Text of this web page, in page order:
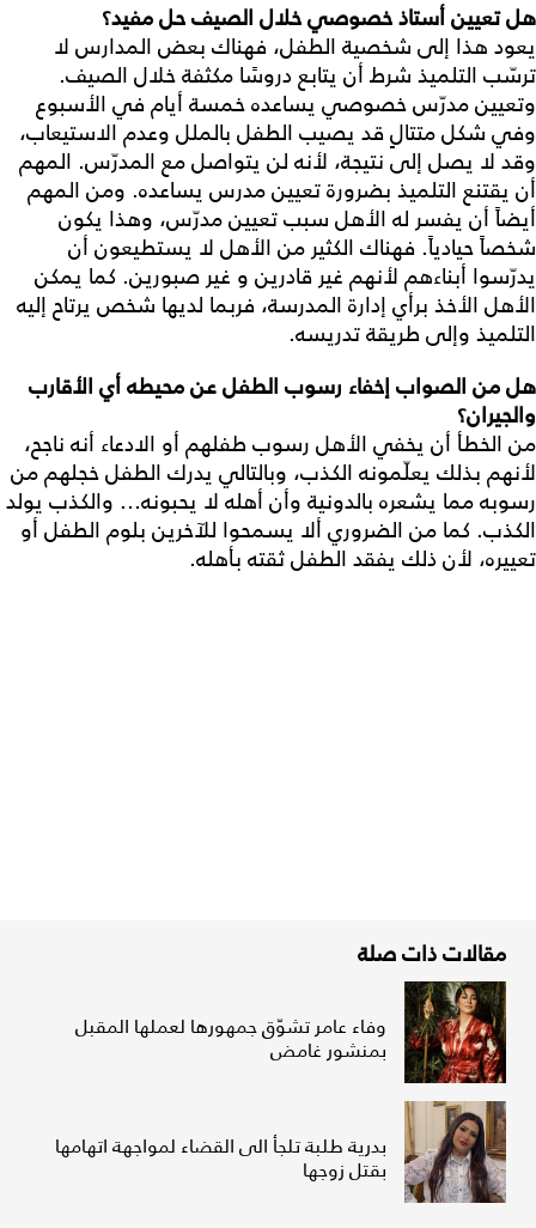
هل تعيين أستاذ خصوصي خلال الصيف حل مفيد؟
يعود هذا إلى شخصية الطفل، فهناك بعض المدارس لا
ترسّب التلميذ شرط أن يتابع دروسًا مكثفة خلال الصيف.
وتعيين مدرّس خصوصي يساعده خمسة أيام في الأسبوع
وفي شكل متتالٍ قد يصيب الطفل بالملل وعدم الاستيعاب،
وقد لا يصل إلى نتيجة، لأنه لن يتواصل مع المدرّس. المهم
أن يقتنع التلميذ بضرورة تعيين مدرس يساعده. ومن المهم
أيضاً أن يفسر له الأهل سبب تعيين مدرّس، وهذا يكون
شخصاً حيادياً. فهناك الكثير من الأهل لا يستطيعون أن
يدرّسوا أبناءهم لأنهم غير قادرين و غير صبورين. كما يمكن
الأهل الأخذ برأي إدارة المدرسة، فربما لديها شخص يرتاح إليه
التلميذ وإلى طريقة تدريسه.
هل من الصواب إخفاء رسوب الطفل عن محيطه أي الأقارب
والجيران؟
من الخطأ أن يخفي الأهل رسوب طفلهم أو الادعاء أنه ناجح،
لأنهم بذلك يعلّمونه الكذب، وبالتالي يدرك الطفل خجلهم من
رسوبه مما يشعره بالدونية وأن أهله لا يحبونه... والكذب يولد
الكذب. كما من الضروري ألا يسمحوا للآخرين بلوم الطفل أو
تعييره، لأن ذلك يفقد الطفل ثقته بأهله.
مقالات ذات صلة
وفاء عامر تشوّق جمهورها لعملها المقبل
بمنشور غامض
بدرية طلبة تلجأ الى القضاء لمواجهة اتهامها
بقتل زوجها